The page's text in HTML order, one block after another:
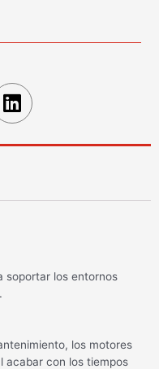
soportar los entornos
los motores
acabar con los tiempos